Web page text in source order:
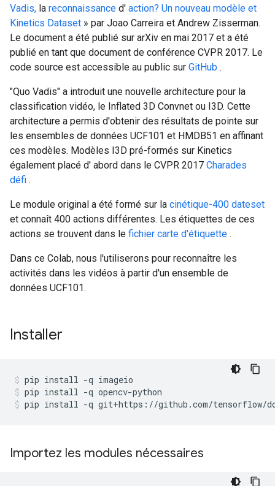
Vadis, la reconnaissance d' action? Un nouveau modèle et
Kinetics Dataset » par Joao Carreira et Andrew Zisserman.
Le document a été publié sur arXiv en mai 2017 et a été
publié en tant que document de conférence CVPR 2017. Le
code source est accessible au public sur GitHub .
"Quo Vadis" a introduit une nouvelle architecture pour la
classification vidéo, le Inflated 3D Convnet ou I3D. Cette
architecture a permis d'obtenir des résultats de pointe sur
les ensembles de données UCF101 et HMDB51 en affinant
ces modèles. Modèles I3D pré-formés sur Kinetics
également placé d' abord dans le CVPR 2017 Charades
défi .
Le module original a été formé sur la cinétique-400 dateset
et connaît 400 actions différentes. Les étiquettes de ces
actions se trouvent dans le fichier carte d'étiquette .
Dans ce Colab, nous l'utiliserons pour reconnaître les
activités dans les vidéos à partir d'un ensemble de
données UCF101.
Installer
pip install -q imageio
pip install -q opencv-python
pip install -q git+https ://github .com/tensorflow/
Importez les modules nécessaires